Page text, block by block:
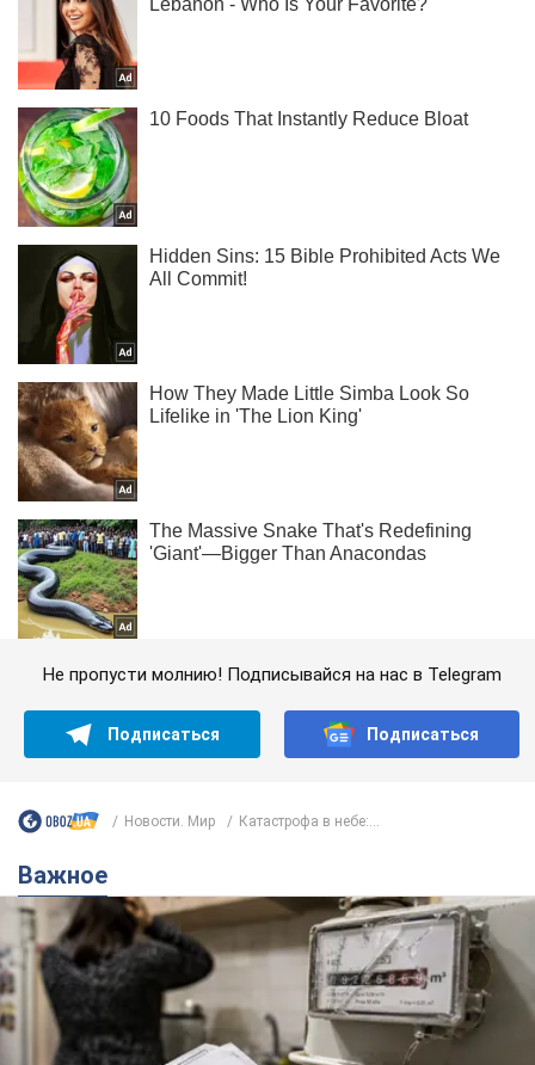
Не пропусти молнию! Подписывайся на нас в Telegram
Подписаться Подписаться
Новости. Мир Катастрофа в небе:...
Важное